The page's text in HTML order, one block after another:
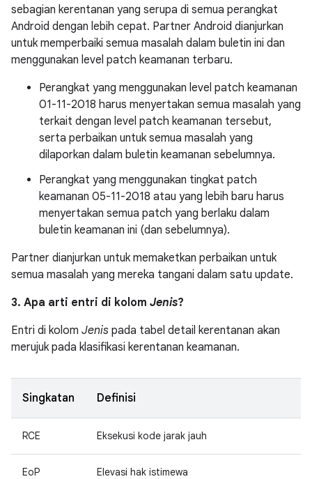
sebagian kerentanan yang serupa di semua perangkat
Android dengan lebih cepat. Partner Android dianjurkan
untuk memperbaiki semua masalah dalam buletin ini dan
menggunakan level patch keamanan terbaru.
Perangkat yang menggunakan level patch keamanan
01-11-2018 harus menyertakan semua masalah yang
terkait dengan level patch keamanan tersebut,
serta perbaikan untuk semua masalah yang
dilaporkan dalam buletin keamanan sebelumnya.
Perangkat yang menggunakan tingkat patch
keamanan 05-11-2018 atau yang lebih baru harus
menyertakan semua patch yang berlaku dalam
buletin keamanan ini (dan sebelumnya).
Partner dianjurkan untuk memaketkan perbaikan untuk
semua masalah yang mereka tangani dalam satu update.
3. Apa arti entri di kolom Jenis?
Entri di kolom Jenis pada tabel detail kerentanan akan
merujuk pada klasifikasi kerentanan keamanan.
Singkatan Definisi
RCE Eksekusi kode jarak jauh
EoP Elevasi hak istimewa